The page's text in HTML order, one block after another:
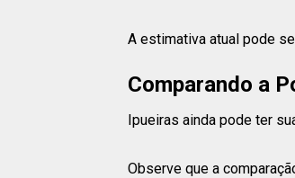
A estimativa atual pode
Comparando a
Ipueiras ainda pode ter
Observe que a